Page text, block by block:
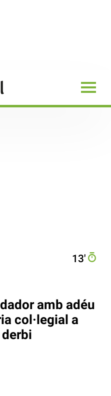
13′
amb adéu
col·legial a